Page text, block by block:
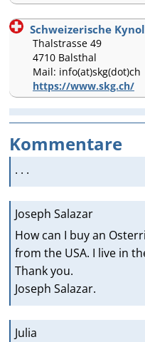
Schweizerische
Thalstrasse 49
4710 Balsthal
Mail: info(at)skg(dot)ch
https://www.skg.ch/
Kommentare
. . .
Joseph Salazar
How can I buy an
from the USA. I live in
Thank you.
Joseph Salazar.
Julia